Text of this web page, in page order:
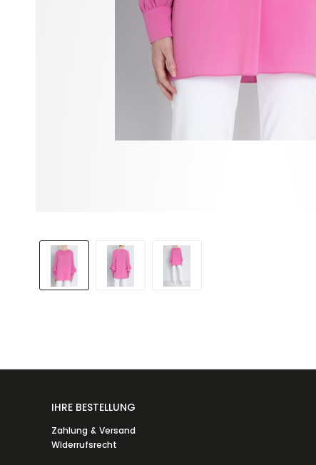
IHRE BESTELLUNG
Zahlung & Versand
Widerrufsrecht